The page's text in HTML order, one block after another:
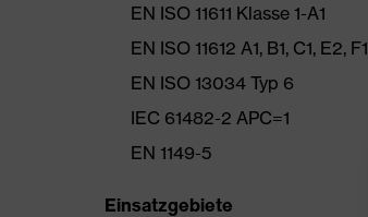
EN ISO 11611 Klasse 1-A1
EN ISO 11612 A1, B1, C1, E2, F1
EN ISO 13034 Typ 6
IEC 61482-2 APC=1
EN 1149-5
Einsatzgebiete